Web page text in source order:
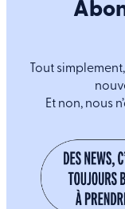
Tout
Et non, nous